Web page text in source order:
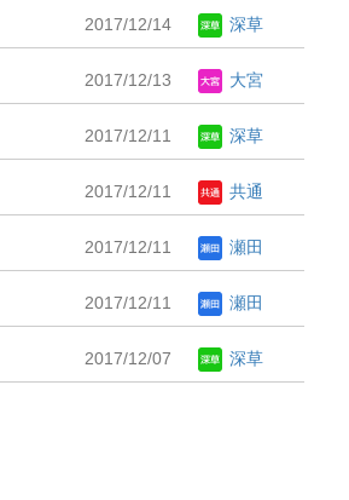
2017/12/14 深草
2017/12/13 大宮
2017/12/11 深草
2017/12/11 共通
2017/12/11 瀬田
2017/12/11 瀬田
2017/12/07 深草